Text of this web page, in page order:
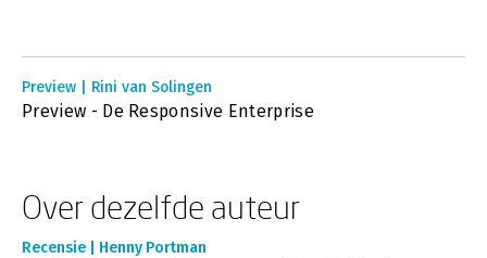
Preview | Rini van Solingen
Preview - De Responsive Enterprise
Over dezelfde auteur
Recensie | Henny Portman